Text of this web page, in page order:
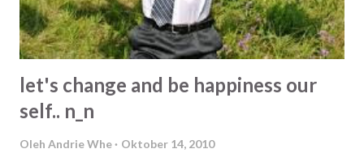
let's change and be happiness our
self.. n_n
Oleh Andrie Whe Oktober 14, 2010